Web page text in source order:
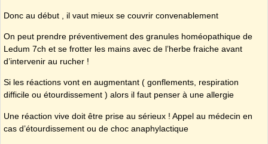
Donc au début , il vaut mieux se couvrir convenablement
On peut prendre préventivement des granules homéopathique de
Ledum 7ch et se frotter les mains avec de l’herbe fraiche avant
d’intervenir au rucher !
Si les réactions vont en augmentant ( gonflements, respiration
difficile ou étourdissement ) alors il faut penser à une allergie
Une réaction vive doit être prise au sérieux ! Appel au médecin en
cas d’étourdissement ou de choc anaphylactique